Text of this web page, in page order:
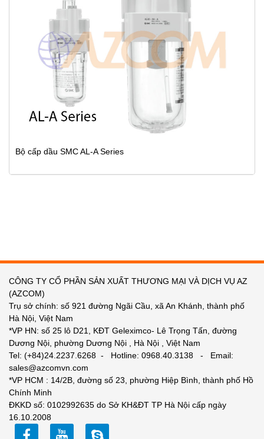
Bộ cấp dầu SMC AL-A Series
CÔNG TY CỔ PHẦN SẢN XUẤT THƯƠNG MẠI VÀ DỊCH VỤ AZ
(AZCOM)
Trụ sở chính: số 921 đường Ngãi Cầu, xã An Khánh, thành phố
Hà Nội, Việt Nam
*VP HN: số 25 lô D21, KĐT Geleximco- Lê Trọng Tấn, đường
Dương Nội, phường Dương Nội , Hà Nội , Việt Nam
Tel: (+84)24.2237.6268 - Hotline: 0968.40.3138 - Email:
sales@azcomvn.com
*VP HCM : 14/2B, đường số 23, phường Hiệp Bình, thành phố Hồ
Chính Minh
ĐKKD số: 0102992635 do Sở KH&ĐT TP Hà Nội cấp ngày
16.10.2008